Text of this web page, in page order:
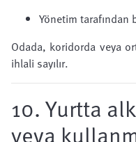
Yönetim tarafından
Odada, koridorda veya
ihlali sayılır.
10. Yurtta
veya